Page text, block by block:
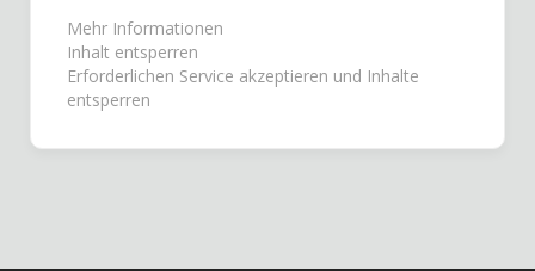
Mehr Informationen
Inhalt entsperren
Erforderlichen Service akzeptieren und Inhalte
entsperren